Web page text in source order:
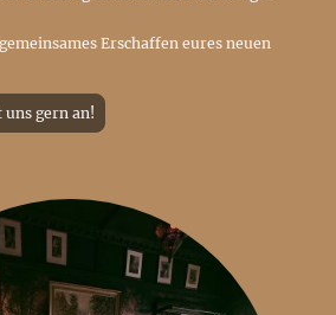
Erschaffen eures neuen
gern an!